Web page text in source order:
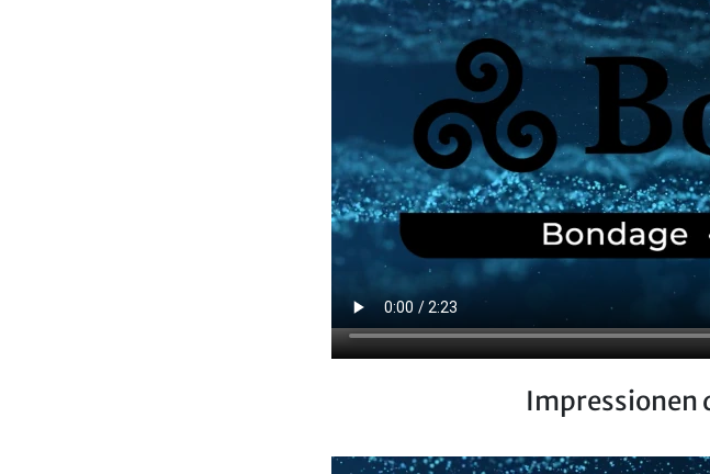
Impressionen